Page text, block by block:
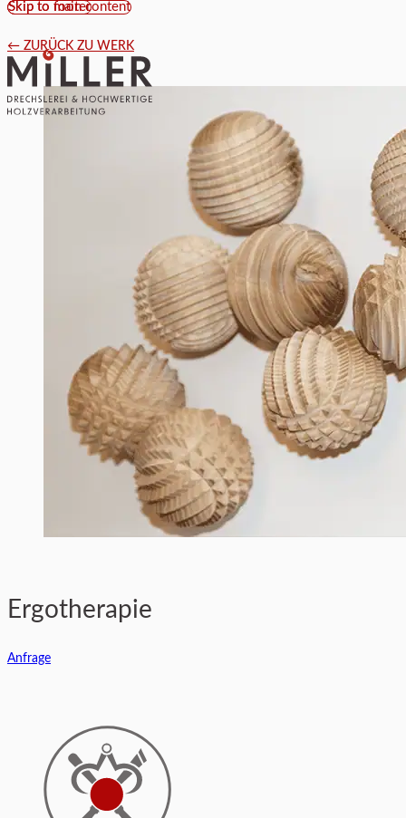
Skip to main content
Skip to footer
Ergotherapie
Anfrage
← ZURÜCK ZU WERK